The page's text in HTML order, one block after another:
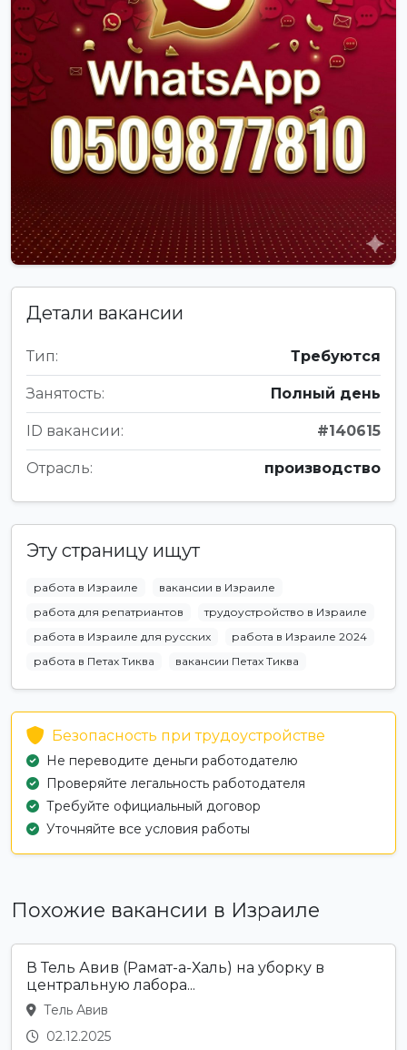
Детали вакансии
Тип: Требуются
Занятость: Полный день
ID вакансии: #140615
Отрасль: производство
Эту страницу ищут
работа в Израиле
вакансии в Израиле
работа для репатриантов
трудоустройство в Израиле
работа в Израиле для русских
работа в Израиле 2024
работа в Петах Тиква
вакансии Петах Тиква
Безопасность при трудоустройстве
Не переводите деньги работодателю
Проверяйте легальность работодателя
Требуйте официальный договор
Уточняйте все условия работы
Похожие вакансии в Израиле
В Тель Авив (Рамат-а-Халь) на уборку в
центральную лабора...
Тель Авив
02.12.2025